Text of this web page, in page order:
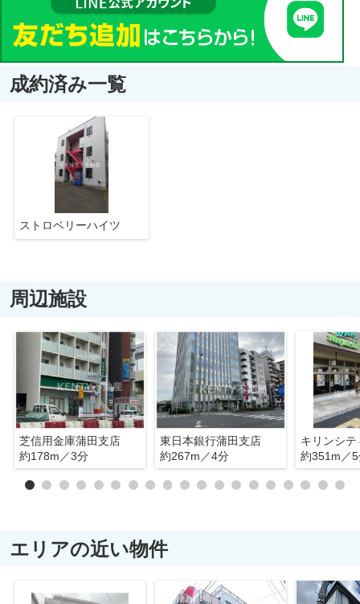
成約済み一覧
ストロベリーハイツ
周辺施設
芝信用金庫蒲田支店
約178m／3分
東日本銀行蒲田支店
約267m／4分
約351m／
エリアの近い物件